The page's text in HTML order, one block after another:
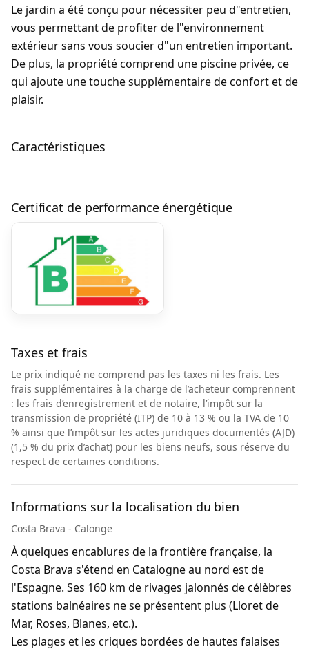
Le jardin a été conçu pour nécessiter peu d"entretien,
vous permettant de profiter de l"environnement
extérieur sans vous soucier d"un entretien important.
De plus, la propriété comprend une piscine privée, ce
qui ajoute une touche supplémentaire de confort et de
plaisir.
Caractéristiques
Certificat de performance énergétique
Taxes et frais
Le prix indiqué ne comprend pas les taxes ni les frais. Les
frais supplémentaires à la charge de l’acheteur comprennent
: les frais d’enregistrement et de notaire, l’impôt sur la
transmission de propriété (ITP) de 10 à 13 % ou la TVA de 10
% ainsi que l’impôt sur les actes juridiques documentés (AJD)
(1,5 % du prix d’achat) pour les biens neufs, sous réserve du
respect de certaines conditions.
Informations sur la localisation du bien
Costa Brava - Calonge
À quelques encablures de la frontière française, la
Costa Brava s'étend en Catalogne au nord est de
l'Espagne. Ses 160 km de rivages jalonnés de célèbres
stations balnéaires ne se présentent plus (Lloret de
Mar, Roses, Blanes, etc.).
Les plages et les criques bordées de hautes falaises